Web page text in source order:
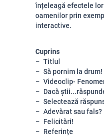
înțeleagă efectele
oamenilor prin
interactive.
Cuprins
Titlul
Să pornim la drum!
Videoclip-
Dacă
Selectează
Adevărat sau fals?
Felicitări!
Referințe